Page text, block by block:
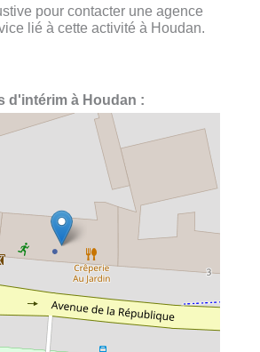
pour contacter une agence
lié à cette activité à Houdan.
d'intérim à Houdan :